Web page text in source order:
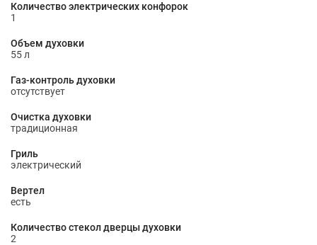
Количество электрических конфорок
1
Объем духовки
55 л
Газ-контроль духовки
отсутствует
Очистка духовки
традиционная
Гриль
электрический
Вертел
есть
Количество стекол дверцы духовки
2